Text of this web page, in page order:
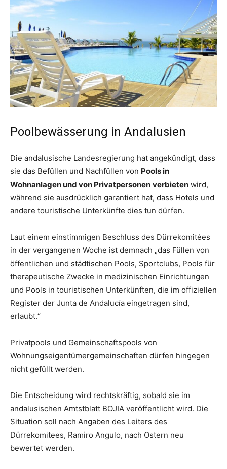
Poolbewässerung in Andalusien
Die andalusische Landesregierung hat angekündigt, dass
sie das Befüllen und Nachfüllen von Pools in
Wohnanlagen und von Privatpersonen verbieten wird,
während sie ausdrücklich garantiert hat, dass Hotels und
andere touristische Unterkünfte dies tun dürfen.
Laut einem einstimmigen Beschluss des Dürrekomitées
in der vergangenen Woche ist demnach „das Füllen von
öffentlichen und städtischen Pools, Sportclubs, Pools für
therapeutische Zwecke in medizinischen Einrichtungen
und Pools in touristischen Unterkünften, die im offiziellen
Register der Junta de Andalucía eingetragen sind,
erlaubt.“
Privatpools und Gemeinschaftspools von
Wohnungseigentümergemeinschaften dürfen hingegen
nicht gefüllt werden.
Die Entscheidung wird rechtskräftig, sobald sie im
andalusischen Amtstblatt BOJIA veröffentlicht wird. Die
Situation soll nach Angaben des Leiters des
Dürrekomitees, Ramiro Angulo, nach Ostern neu
bewertet werden.